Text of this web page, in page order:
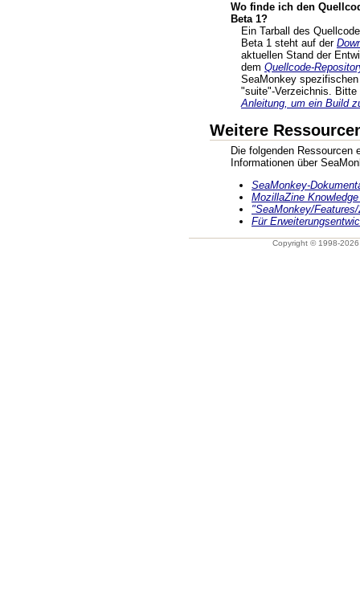
Wo finde ich den
Beta 1?
Ein Tarball des
Beta 1 steht auf der
aktuellen Stand der
dem Quellcode-
SeaMonkey
"suite"-Verzeichnis. Bitte
Anleitung, um ein Build
Weitere
Die folgenden Ressourcen
Informationen über
SeaMonkey-
MozillaZine
"SeaMonkey/
Für
Copyright © 1998-